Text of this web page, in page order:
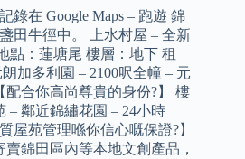
錄在 Google Maps – 跑遊 錦
田牛徑中。 上水村屋 – 全新
點：蓮塘尾 樓層：地下 租
加多利園 – 2100呎全幢 – 元
配合你高尚尊貴的身份?】 樓
– 鄰近錦繡花園 – 24小時
屋苑管理喺你信心嘅保證?】
錦田區內等本地文創產品，